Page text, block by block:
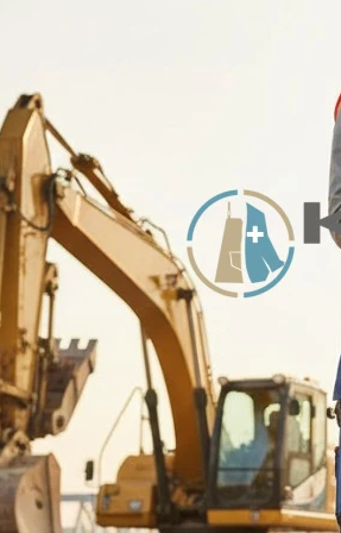
KOSZULE KELNERSKIE MĘSKIE
SPODNIE KELNERSKIE
SPÓDNICE KELNERSKIE
KAMIZELKI DLA KELNERÓW
KRAWATY
ZAPASKI KELNERSKIE/BARMAŃSKIE
SPODNIE GASTRONOMICZNE
ODZIEŻ MEDYCZNA MĘSKA
BLUZY MEDYCZNE
SPODNIE MEDYCZNE MĘSKIE
FARTUCHY MEDYCZNE
T-SHIRT/KOSZULKI POLO
T-SHIRT /
ODZIEŻ
FARTUCHY
KOMBINEZONY
ODZIEŻ
ODZIEŻ
ODZIEŻ
SPODNIE